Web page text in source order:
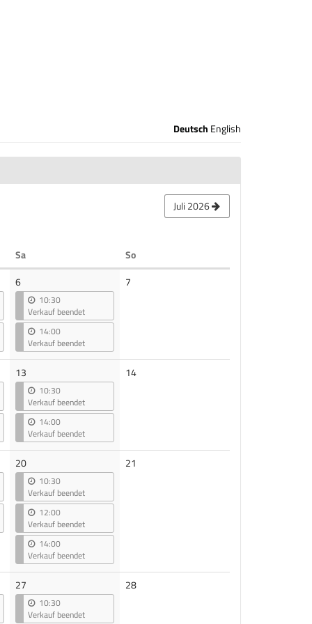
Deutsch English
Juli 2026
SaSamstag SoSonntag
6
10:30
Verkauf beendet
14:00
Verkauf beendet
7
13
10:30
Verkauf beendet
14:00
Verkauf beendet
14Keine
20
10:30
Verkauf beendet
12:00
Verkauf beendet
14:00
Verkauf beendet
21
27
10:30
Verkauf beendet
28Keine